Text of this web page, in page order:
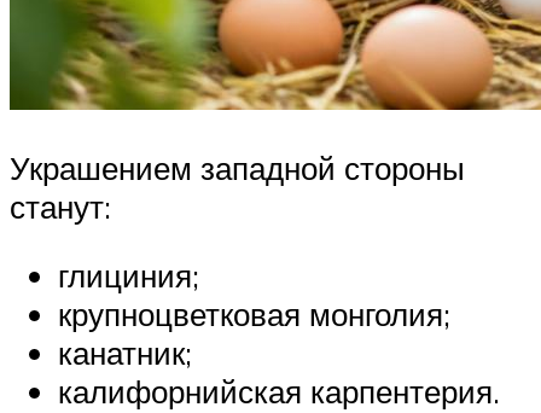
Украшением западной стороны
станут:
глициния;
крупноцветковая монголия;
канатник;
калифорнийская карпентерия.